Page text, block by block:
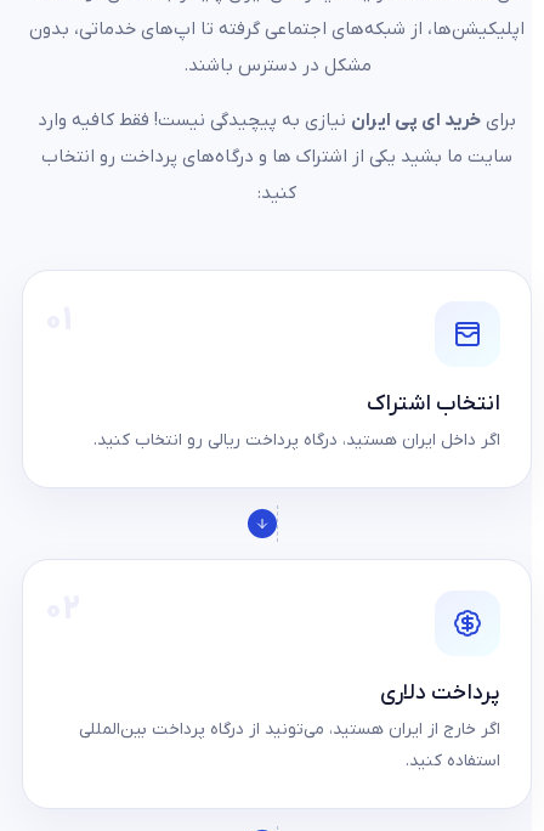
اپلیکیشن‌ها، از شبکه‌های اجتماعی گرفته تا اپ‌های خدماتی، بدون
مشکل در دسترس باشند.
برای خرید ای پی ایران نیازی به پیچیدگی نیست! فقط کافیه وارد
سایت ما بشید یکی از اشتراک ها و درگاه‌های پرداخت رو انتخاب
کنید:
انتخاب اشتراک
اگر داخل ایران هستید، درگاه پرداخت ریالی رو انتخاب کنید.
پرداخت دلاری
اگر خارج از ایران هستید، می‌تونید از درگاه پرداخت بین‌المللی
استفاده کنید.